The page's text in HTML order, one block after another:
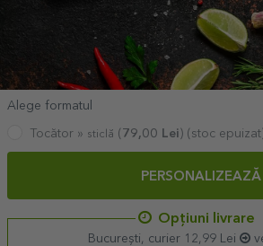
Alege formatul
Tocător » sticlă ( 79,00 Lei ) (stoc
PERSONALIZEAZĂ
Opțiuni livrare
București, curier 12,99 Lei